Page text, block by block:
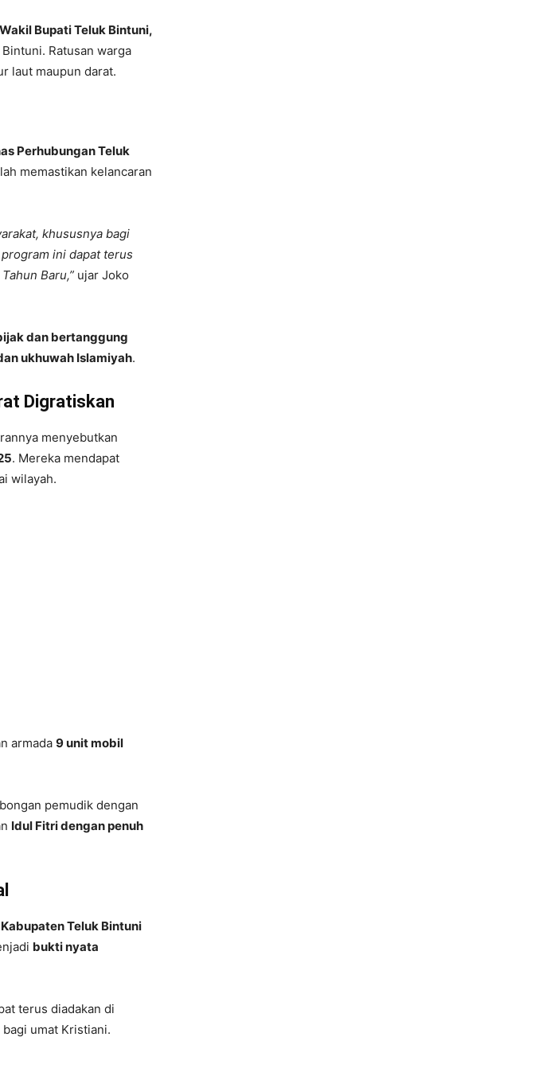
Wakil Bupati Teluk Bintuni,
Ratusan warga
laut maupun darat.
Perhubungan Teluk
memastikan kelancaran
khususnya bagi
ini dapat terus
Baru,” ujar Joko
dan bertanggung
ukhuwah Islamiyah.
Digratiskan
menyebutkan
. Mereka mendapat
wilayah.
armada 9 unit mobil
pemudik dengan
Idul Fitri dengan penuh
Teluk Bintuni
bukti nyata
terus diadakan di
bagi umat Kristiani.